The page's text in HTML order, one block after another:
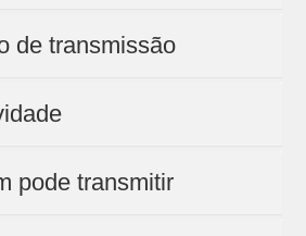
de transmissão
pode transmitir